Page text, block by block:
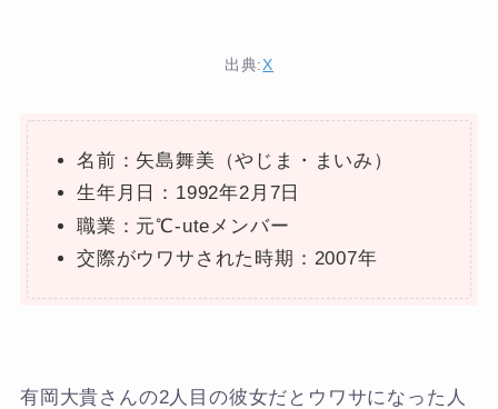
出典:X
名前：矢島舞美（やじま・まいみ）
生年月日：1992年2月7日
職業：元℃-uteメンバー
交際がウワサされた時期：2007年
有岡大貴さんの2人目の彼女だとウワサになった人